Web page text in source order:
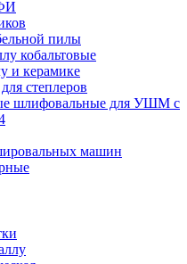
пилы
кобальтовые
и керамике
степлеров
шлифовальные для УШМ с
машин